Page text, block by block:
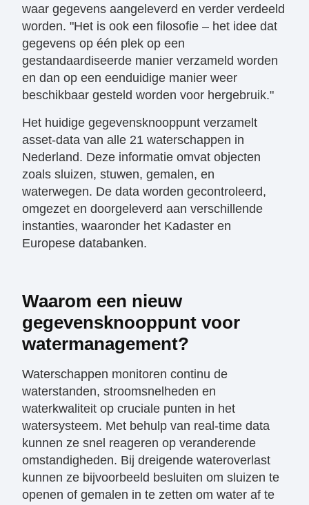
waar gegevens aangeleverd en verder verdeeld
worden. "Het is ook een filosofie – het idee dat
gegevens op één plek op een
gestandaardiseerde manier verzameld worden
en dan op een eenduidige manier weer
beschikbaar gesteld worden voor hergebruik."
Het huidige gegevensknooppunt verzamelt
asset-data van alle 21 waterschappen in
Nederland. Deze informatie omvat objecten
zoals sluizen, stuwen, gemalen, en
waterwegen. De data worden gecontroleerd,
omgezet en doorgeleverd aan verschillende
instanties, waaronder het Kadaster en
Europese databanken.
Waarom een nieuw
gegevensknooppunt voor
watermanagement?
Waterschappen monitoren continu de
waterstanden, stroomsnelheden en
waterkwaliteit op cruciale punten in het
watersysteem. Met behulp van real-time data
kunnen ze snel reageren op veranderende
omstandigheden. Bij dreigende wateroverlast
kunnen ze bijvoorbeeld besluiten om sluizen te
openen of gemalen in te zetten om water af te